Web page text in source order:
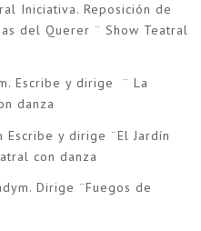
Iniciativa. Reposición de
del Querer ¨ Show Teatral
Escribe y dirige ¨ La
danza
y dirige ¨El Jardín
con danza
Dirige ¨Fuegos de